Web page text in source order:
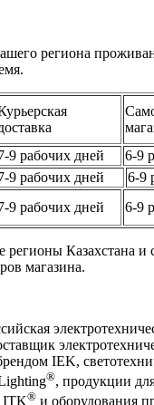
региона
9 рабочих дней
6-9
9 рабочих дней
6-9
9 рабочих дней 6-9
регионы Казахстана
магазина.
IEK,
®, продукции
ITK® и оборудования